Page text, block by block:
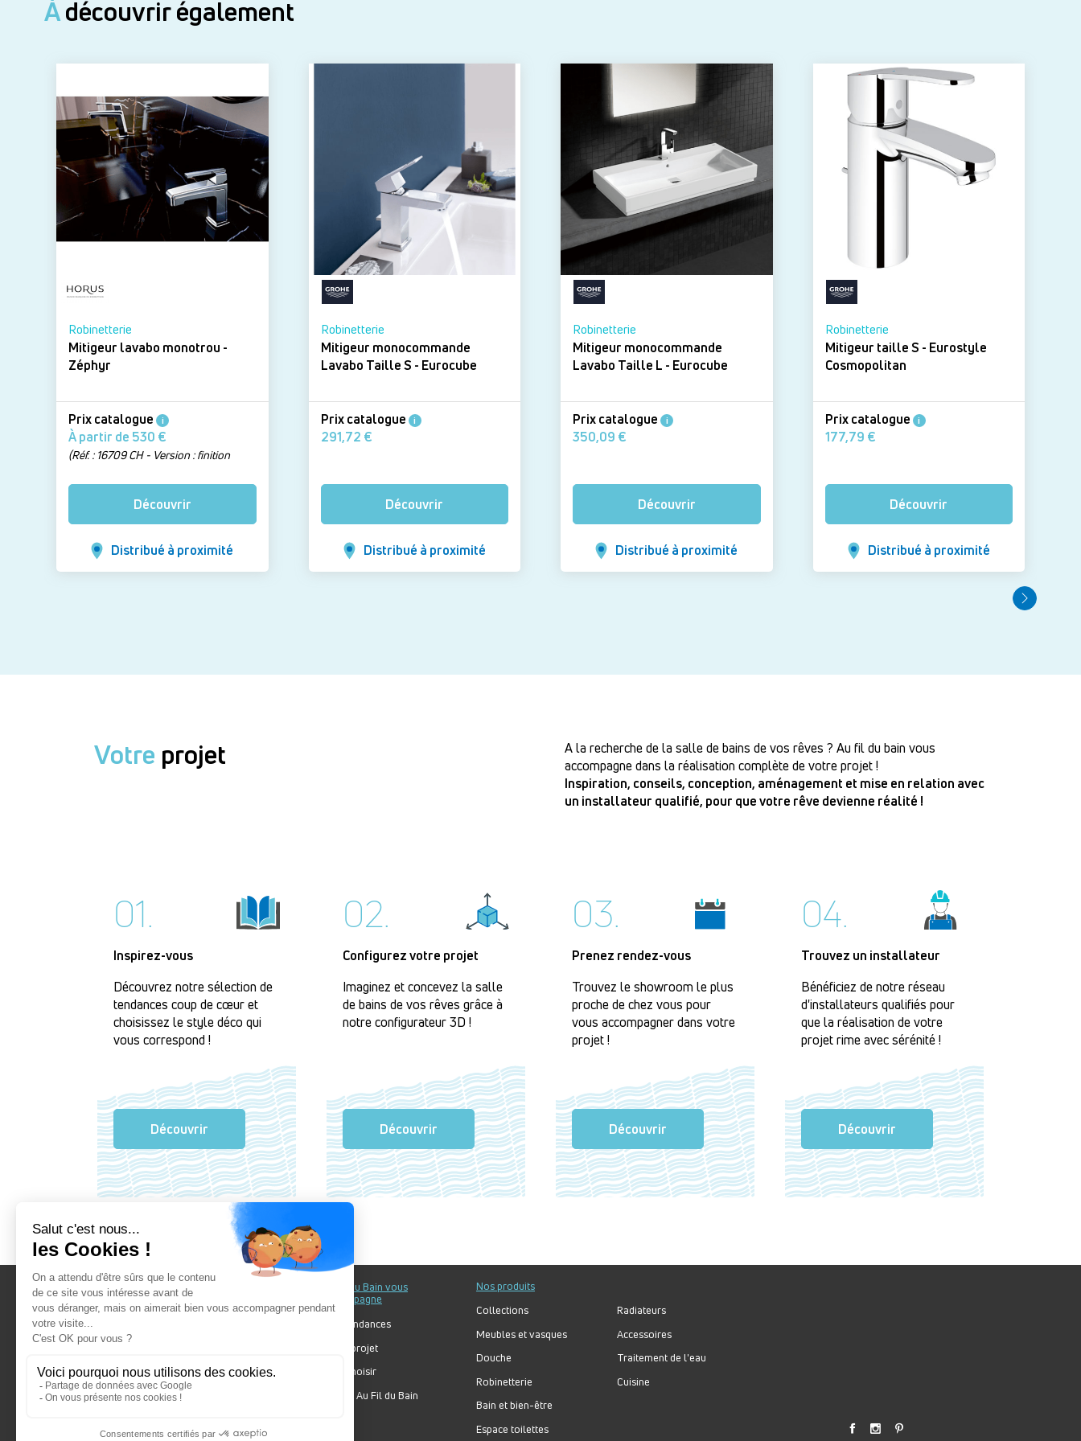
Àdécouvrir également
Robinetterie
Mitigeur lavabo monotrou -
Zéphyr
Prix catalogue i
À partir de 530 €
(Réf. : 16709 CH - Version : finition
Découvrir
Distribué à proximité
Robinetterie
Mitigeur monocommande
Lavabo Taille S - Eurocube
Prix catalogue i
291,72 €
Découvrir
Distribué à proximité
Robinetterie
Mitigeur monocommande
Lavabo Taille L - Eurocube
Prix catalogue i
350,09 €
Découvrir
Distribué à proximité
Robinetterie
Mitigeur taille S - Eurostyle
Cosmopolitan
Prix catalogue i
177,79 €
Découvrir
Distribué à proximité
Votre projet
A la recherche de la salle de bains de vos rêves ? Au fil du bain vous
accompagne dans la réalisation complète de votre projet !
Inspiration, conseils, conception, aménagement et mise en relation avec
un installateur qualifié, pour que votre rêve devienne réalité !
01.
Inspirez-vous
Découvrez notre sélection de
tendances coup de cœur et
choisissez le style déco qui
vous correspond !
Découvrir
02.
Configurez votre projet
Imaginez et concevez la salle
de bains de vos rêves grâce à
notre configurateur 3D !
Découvrir
03.
Prenez rendez-vous
Trouvez le showroom le plus
proche de chez vous pour
vous accompagner dans votre
projet !
Découvrir
04.
Trouvez un installateur
Bénéficiez de notre réseau
d'installateurs qualifiés pour
que la réalisation de votre
projet rime avec sérénité !
Découvrir
Au fil du Bain
Nos showrooms
Nos engagements
Algorel
Au fil du Bain vous
accompagne
Nos tendances
Votre projet
Bien choisir
Forum Au Fil du Bain
Nos produits
Collections
Meubles et vasques
Douche
Robinetterie
Bain et bien-être
Espace toilettes
Radiateurs
Accessoires
Traitement de l'eau
Cuisine